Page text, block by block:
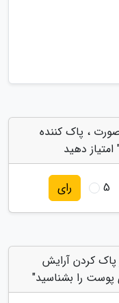
صورت ، پاک کننده
دهید
5 رای
رایج در پاک کردن آرایش
پوست را بشناسید"